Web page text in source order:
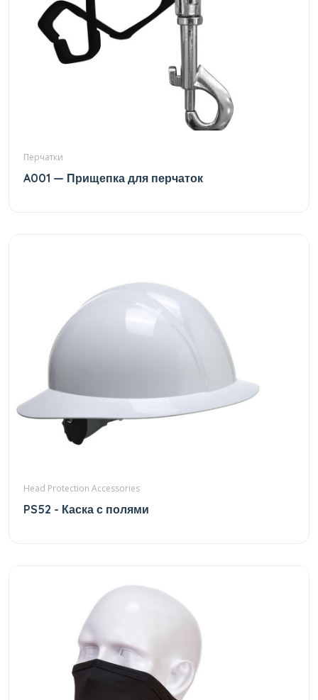
Перчатки
A001 — Прищепка для перчаток
Head Protection Accessories
PS52 - Каска с полями